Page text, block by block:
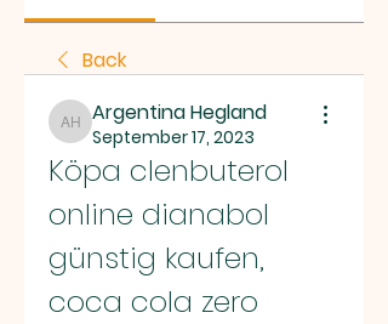
Back
Argentina Hegland
Argentina Hegland
September 17, 2023
Köpa clenbuterol
online dianabol
günstig kaufen,
coca cola zero